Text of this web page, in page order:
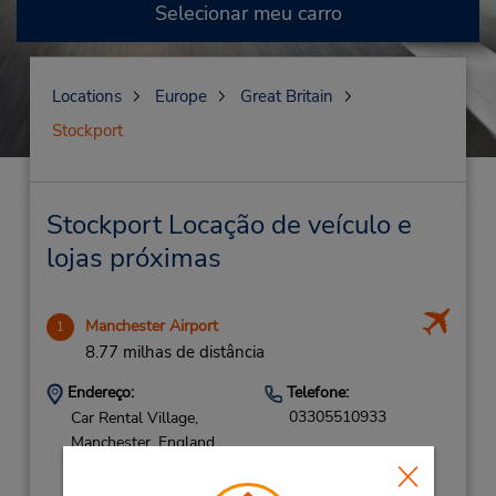
Selecionar meu carro
Locations Europe
Great Britain
Stockport
Stockport Locação de veículo e
lojas próximas
1 Manchester Airport
8.77 milhas de distância
Endereço:
Car Rental Village,
Manchester, England,
Telefone:
03305510933